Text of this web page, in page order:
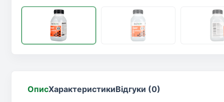
ОписХарактеристикиВідгуки (0)